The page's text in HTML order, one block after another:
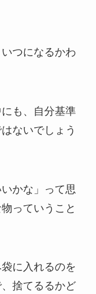
つになるかわ
も、自分基準
ないでしょう
かな」って思
っていうこと
に入れるのを
捨てるるかど